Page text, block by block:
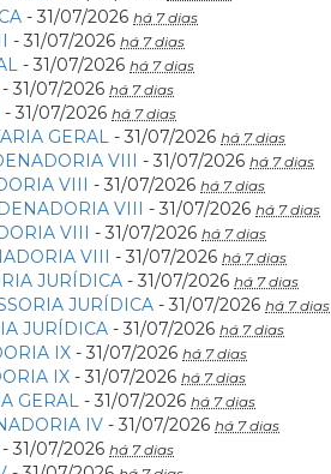
- 31/07/2026 há 7 dias
- 31/07/2026 há 7 dias
- 31/07/2026 há 7 dias
- 31/07/2026 há 7 dias
- 31/07/2026 há 7 dias
GERAL - 31/07/2026 há 7 dias
VIII - 31/07/2026 há 7 dias
VIII - 31/07/2026 há 7 dias
VIII - 31/07/2026 há 7 dias
VIII - 31/07/2026 há 7 dias
VIII - 31/07/2026 há 7 dias
JURÍDICA - 31/07/2026 há 7 dias
JURÍDICA - 31/07/2026 há 7 dias
JURÍDICA - 31/07/2026 há 7 dias
IX - 31/07/2026 há 7 dias
IX - 31/07/2026 há 7 dias
GERAL - 31/07/2026 há 7 dias
IV - 31/07/2026 há 7 dias
- 31/07/2026 há 7 dias